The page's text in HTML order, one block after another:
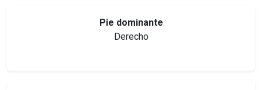
Pie dominante
Derecho